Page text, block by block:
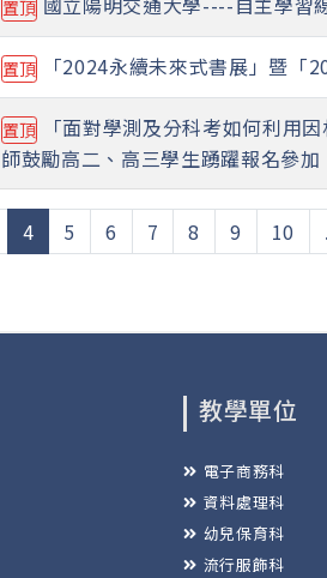
置頂
置頂 「2024永續未來式書展」暨「
置頂
「面對學測及分科考如何利用
師鼓勵高二、高三學生踴躍報名參加
4(current)
5 6 7 8 9 10
教學單位
電子商務科
資料處理科
幼兒保育科
流行服飾科